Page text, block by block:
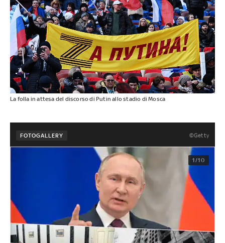
La folla in attesa del discorso di Putin allo stadio di Mosca
FOTOGALLERY ©Getty
1/10